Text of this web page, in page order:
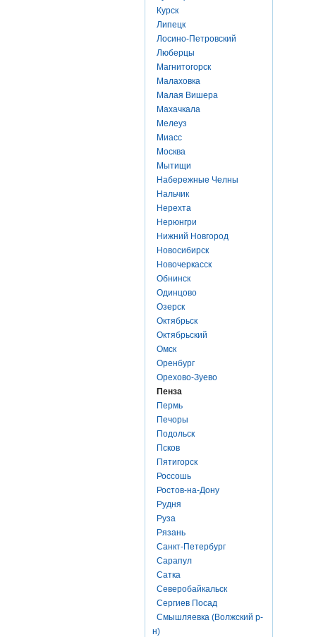
Курск
Липецк
Лосино-Петровский
Люберцы
Магнитогорск
Малаховка
Малая Вишера
Махачкала
Мелеуз
Миасс
Москва
Мытищи
Набережные Челны
Нальчик
Нерехта
Нерюнгри
Нижний Новгород
Новосибирск
Новочеркасск
Обнинск
Одинцово
Озерск
Октябрьск
Октябрьский
Омск
Оренбург
Орехово-Зуево
Пенза
Пермь
Печоры
Подольск
Псков
Пятигорск
Россошь
Ростов-на-Дону
Рудня
Руза
Рязань
Санкт-Петербург
Сарапул
Сатка
Северобайкальск
Сергиев Посад
Смышляевка (Волжский р-
н)